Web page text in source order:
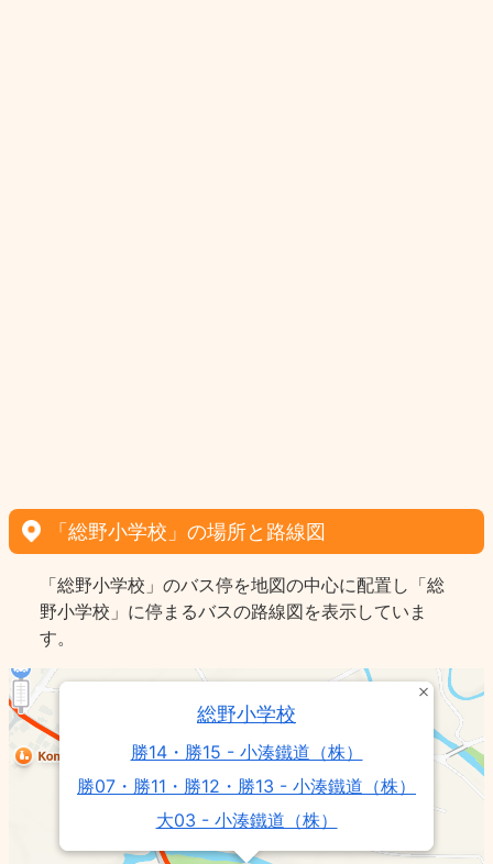
「総野小学校」の場所と路線図
「総野小学校」のバス停を地図の中心に配置し「総
野小学校」に停まるバスの路線図を表示していま
す。
総野小学校
勝14・勝15 - 小湊鐵道（株）
勝07・勝11・勝12・勝13 - 小湊鐵道（株）
大03 - 小湊鐵道（株）